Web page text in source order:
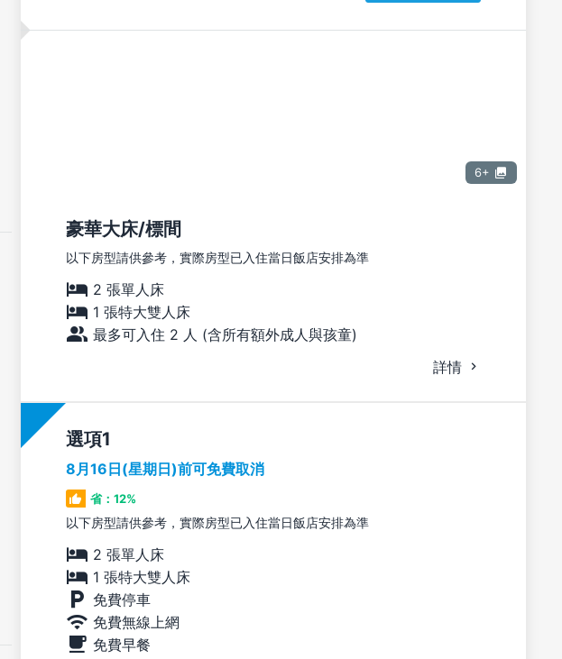
6+
豪華大床/標間
以下房型請供參考，實際房型已入住當日飯店安排為準
2 張單人床
1 張特大雙人床
最多可入住 2 人 (含所有額外成人與孩童)
詳情
選項
8月16日(星期日)前可免費取消
省：12%
以下房型請供參考，實際房型已入住當日飯店安排為準
2 張單人床
1 張特大雙人床
免費停車
免費無線上網
免費早餐